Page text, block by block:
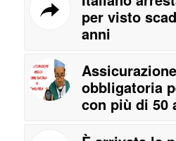
per visto
anni
obbligatoria
con più di 50